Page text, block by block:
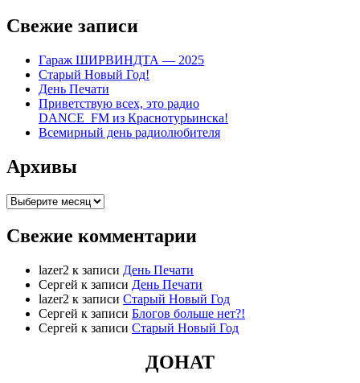
Свежие записи
Гараж ШИРВИНДТА — 2025
Старый Новый Год!
День Печати
Приветствую всех, это радио
DANCE_FM из Краснотурьинска!
Всемирный день радиолюбителя
Архивы
Архивы
Свежие комментарии
lazer2 к записи День Печати
Сергей к записи День Печати
lazer2 к записи Старый Новый Год
Сергей к записи Блогов больше нет?!
Сергей к записи Старый Новый Год
ДОНАТ